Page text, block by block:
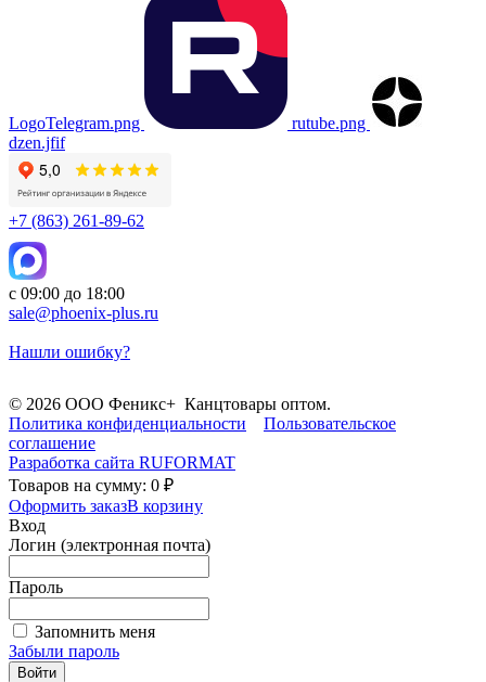
LogoTelegram.png
rutube.png
dzen.jfif
+7 (863) 261-89-62
с 09:00 до 18:00
sale@phoenix-plus.ru
Нашли ошибку?
© 2026 ООО Феникс+ Канцтовары оптом.
Политика конфиденциальности
Пользовательское
соглашение
Разработка сайта RUFORMAT
Товаров на сумму: 0 ₽
Оформить заказВ корзину
Вход
Логин (электронная почта)
Пароль
Запомнить меня
Забыли пароль
Войти